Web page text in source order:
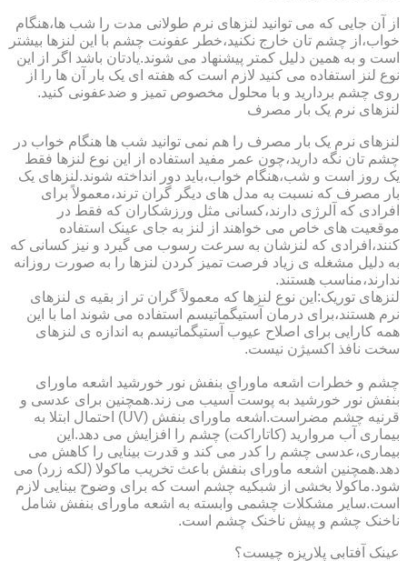
از آن جایی که می توانید لنزهای نرم طولانی مدت را شب ها،هنگام
خواب،از چشم تان خارج نکنید،خطر عفونت چشم با این لنزها بیشتر
است و به همین دلیل کمتر پیشنهاد می شوند.یادتان باشد اگر از این
نوع لنز استفاده می کنید لازم است که هفته ای یک بار آن ها را از
روی چشم بردارید و با محلول مخصوص تمیز و ضدعفونی کنید.
لنزهای نرم یک بار مصرف
لنزهای نرم یک بار مصرف را هم نمی توانید شب ها هنگام خواب در
چشم تان نگه دارید،چون عمر مفید استفاده از این نوع لنزها فقط
یک روز است و شب،هنگام خواب،باید دور انداخته شوند.لنزهای یک
بار مصرف که نسبت به مدل های دیگر گران ترند،معمولاً برای
افرادی که آلرژی دارند،کسانی مثل ورزشکاران که فقط در
موقعیت های خاص می خواهند از لنز به جای عینک استفاده
کنند،افرادی که لنزشان به سرعت رسوب می گیرد و نیز کسانی که
به دلیل مشغله ی زیاد فرصت تمیز کردن لنزها را به صورت روزانه
ندارند،مناسب هستند.
لنزهای توریک:این نوع لنزها که معمولاً گران تر از بقیه ی لنزهای
نرم هستند،برای درمان آستیگماتیسم استفاده می شوند اما با این
همه کارایی برای اصلاح عیوب آستیگماتیسم به اندازه ی لنزهای
سخت نافذ اکسیژن نیست.
چشم و خطرات اشعه ماورای بنفش نور خورشید اشعه ماورای
بنفش نور خورشید به پوست آسیب می زند.همچنین برای عدسی و
قرنیه چشم مضراست.اشعه ماورای بنفش (UV) احتمال ابتلا به
بیماری آب مروارید (کاتاراکت) چشم را افزایش می دهد.این
بیماری،عدسی چشم را کدر می کند و قدرت بینایی را کاهش می
دهد.همچنین اشعه ماورای بنفش باعث تخریب ماکولا (لکه زرد) می
شود.ماکولا بخشی از شبکیه چشم است که برای وضوح بینایی لازم
است.سایر مشکلات چشمی وابسته به اشعه ماورای بنفش شامل
ناخنک چشم و پیش ناخنک چشم است.
عینک آفتابی پلاریزه چیست؟